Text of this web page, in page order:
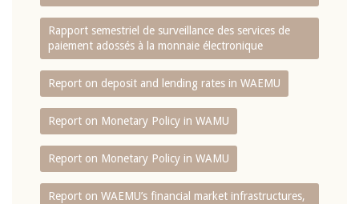
Rapport semestriel de surveillance des services de
paiement adossés à la monnaie électronique
Report on deposit and lending rates in WAEMU
Report on Monetary Policy in WAMU
Report on Monetary Policy in WAMU
Report on WAEMU’s financial market infrastructures,